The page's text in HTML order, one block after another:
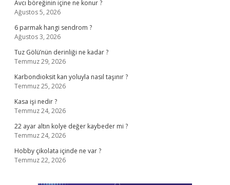
Avcı böreğinin içine ne konur ?
Ağustos 5, 2026
6 parmak hangi sendrom ?
Ağustos 3, 2026
Tuz Gölü’nün derinliği ne kadar ?
Temmuz 29, 2026
Karbondioksit kan yoluyla nasıl taşınır ?
Temmuz 25, 2026
Kasa işi nedir ?
Temmuz 24, 2026
22 ayar altın kolye değer kaybeder mi ?
Temmuz 24, 2026
Hobby çikolata içinde ne var ?
Temmuz 22, 2026